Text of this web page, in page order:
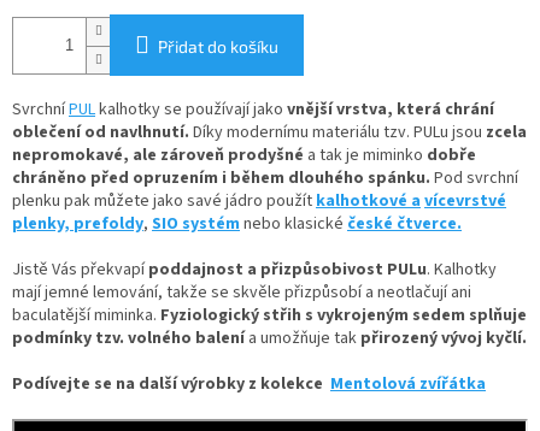
Přidat do košíku
SvrchníPULkalhotky se používají jako vnější vrstva, která chrání
oblečení od navlhnutí. Díkymodernímu materiálu tzv. PULu jsou zcela
nepromokavé, ale zároveň prodyšné a tak je miminko dobře
chráněno před opruzením i během dlouhého spánku. Pod svrchní
plenku pak můžete jako savé jádro použítkalhotkové avícevrstvé
plenky,prefoldy, SIO systémnebo klasické české čtverce.
Jistě Vás překvapípoddajnost a přizpůsobivost PULu. Kalhotky
mají jemné lemování, takže se skvěle přizpůsobí a neotlačují ani
baculatější miminka. Fyziologický střih s vykrojeným sedem splňuje
podmínky tzv. volného balenía umožňuje tak přirozený vývoj kyčlí.
Podívejte se na další výrobky z kolekce Mentolová zvířátka